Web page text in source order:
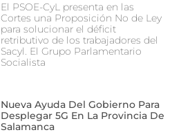
El PSOE-CyL presenta en las
Cortes una Proposición No de Ley
para solucionar el déficit
retributivo de los trabajadores del
Sacyl. El Grupo Parlamentario
Socialista
Nueva Ayuda Del Gobierno Para
Desplegar 5G En La Provincia De
Salamanca